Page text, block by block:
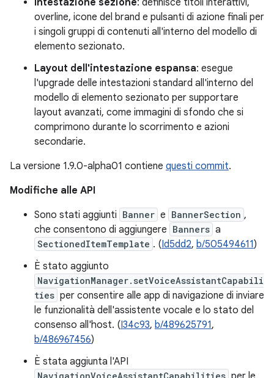
Intestazione sezione: definisce titoli interattivi,
overline, icone del brand e pulsanti di azione finali per
i singoli gruppi di contenuti all'interno del modello di
elemento sezionato.
Layout dell'intestazione espansa: esegue
l'upgrade delle intestazioni standard all'interno del
modello di elemento sezionato per supportare
layout avanzati, come immagini di sfondo che si
comprimono durante lo scorrimento e azioni
secondarie.
La versione 1.9.0-alpha01 contiene questi commit.
Modifiche alle API
Sono stati aggiunti Banner e BannerSection ,
che consentono di aggiungere Banners a
SectionedItemTemplate . (Id5dd2, b/505494611)
È stato aggiunto
NavigationManager.setVoiceAssistantCapabili
ties per consentire alle app di navigazione di inviare
le funzionalità dell'assistente vocale e lo stato del
consenso all'host. (I34c93, b/489625791,
b/486967456)
È stata aggiunta l'API